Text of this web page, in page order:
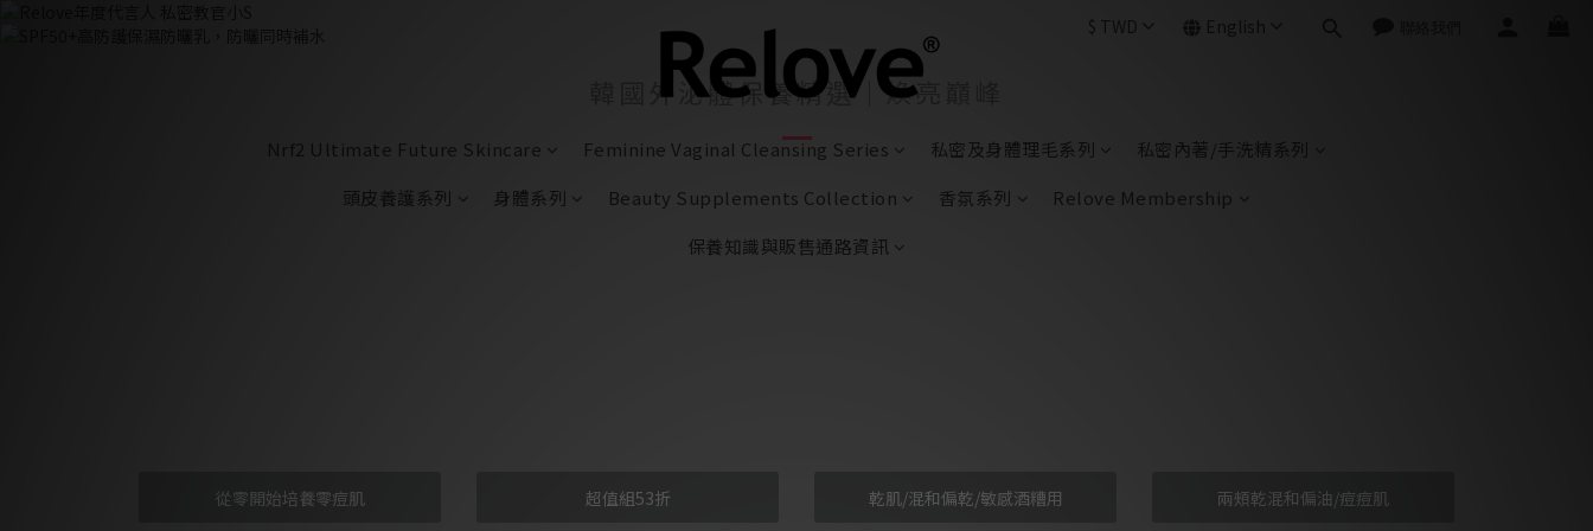
Nrf2 Ultimate Future Skincare Feminine Vaginal Cleansing Series 私密及身體理毛系列
私密內著/手洗精系列
頭皮養護系列
身體系列 Beauty Supplements Collection 香氛系列
Relove Membership
保養知識與販售通路資訊
$ TWD English
韓國外泌體保養精選｜煥亮巔峰
從零開始培養零痘肌
超值組53折
乾肌/混和偏乾/敏感酒糟用
兩頰乾混和偏油/痘痘肌